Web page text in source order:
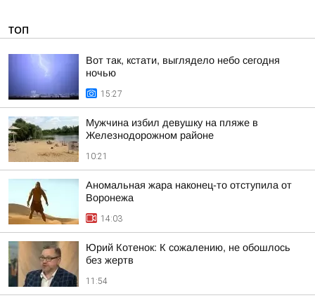
ТОП
Вот так, кстати, выглядело небо сегодня
ночью
15:27
Мужчина избил девушку на пляже в
Железнодорожном районе
10:21
Аномальная жара наконец-то отступила от
Воронежа
14:03
Юрий Котенок: К сожалению, не обошлось
без жертв
11:54